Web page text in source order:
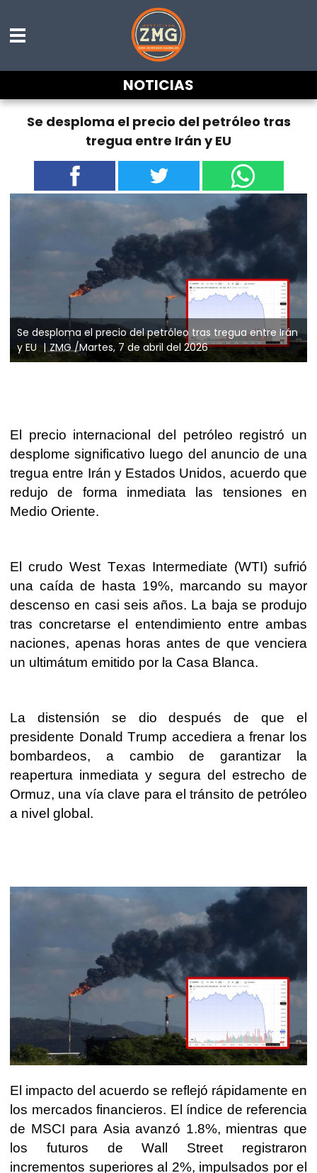
NOTICIAS
Se desploma el precio del petróleo tras
tregua entre Irán y EU
Se desploma el precio del petróleo tras tregua entre Irán
y EU
ZMG /Martes, 7 de abril del 2026
El precio internacional del petróleo registró un
desplome significativo luego del anuncio de una
tregua entre Irán y Estados Unidos, acuerdo que
redujo de forma inmediata las tensiones en
Medio Oriente.
El crudo West Texas Intermediate (WTI) sufrió
una caída de hasta 19%, marcando su mayor
descenso en casi seis años. La baja se produjo
tras concretarse el entendimiento entre ambas
naciones, apenas horas antes de que venciera
un ultimátum emitido por la Casa Blanca.
La distensión se dio después de que el
presidente Donald Trump accediera a frenar los
bombardeos, a cambio de garantizar la
reapertura inmediata y segura del estrecho de
Ormuz, una vía clave para el tránsito de petróleo
a nivel global.
El impacto del acuerdo se reflejó rápidamente en
los mercados financieros. El índice de referencia
de MSCI para Asia avanzó 1.8%, mientras que
los futuros de Wall Street registraron
incrementos superiores al 2%, impulsados por el